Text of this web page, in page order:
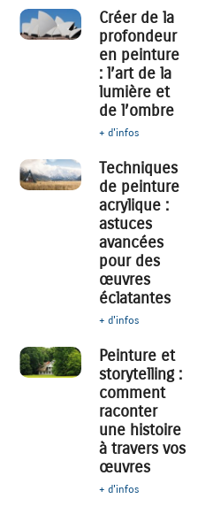
Créer de la
profondeur
en peinture
: l’art de la
lumière et
de l’ombre
+ d'infos
Techniques
de peinture
acrylique :
astuces
avancées
pour des
œuvres
éclatantes
+ d'infos
Peinture et
storytelling :
comment
raconter
une histoire
à travers vos
œuvres
+ d'infos